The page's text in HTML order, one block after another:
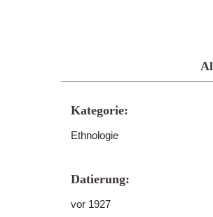
Kategorie:
Ethnologie
Datierung:
vor 1927